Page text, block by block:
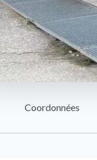
Coordonnées